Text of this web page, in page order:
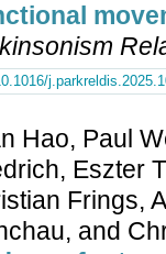
Hao, Paul
Eszter
Frings,
and